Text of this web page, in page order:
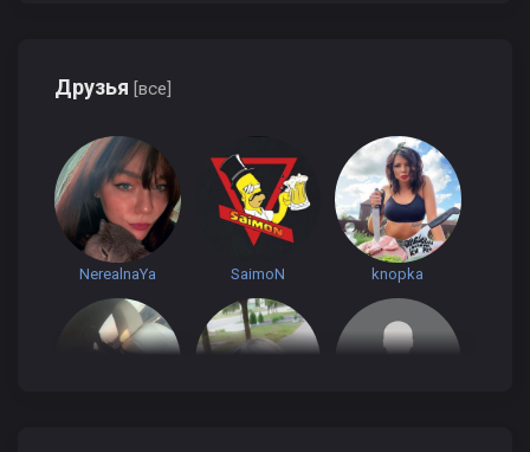
Друзья [все]
NerealnaYa SaimoN knopka